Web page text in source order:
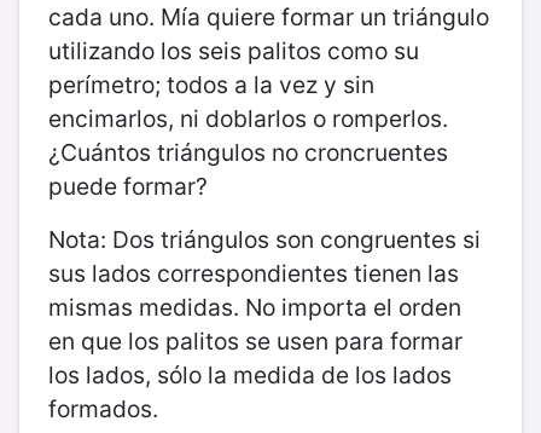
cada uno. Mía quiere formar un triángulo
utilizando los seis palitos como su
perímetro; todos a la vez y sin
encimarlos, ni doblarlos o romperlos.
¿Cuántos triángulos no croncruentes
puede formar?
Nota: Dos triángulos son congruentes si
sus lados correspondientes tienen las
mismas medidas. No importa el orden
en que los palitos se usen para formar
los lados, sólo la medida de los lados
formados.